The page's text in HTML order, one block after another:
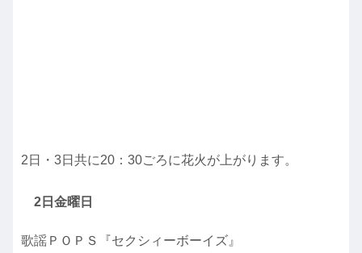
2日・3日共に20：30ごろに花火が上がります。
2日金曜日
歌謡ＰＯＰＳ『セクシィーボーイズ』